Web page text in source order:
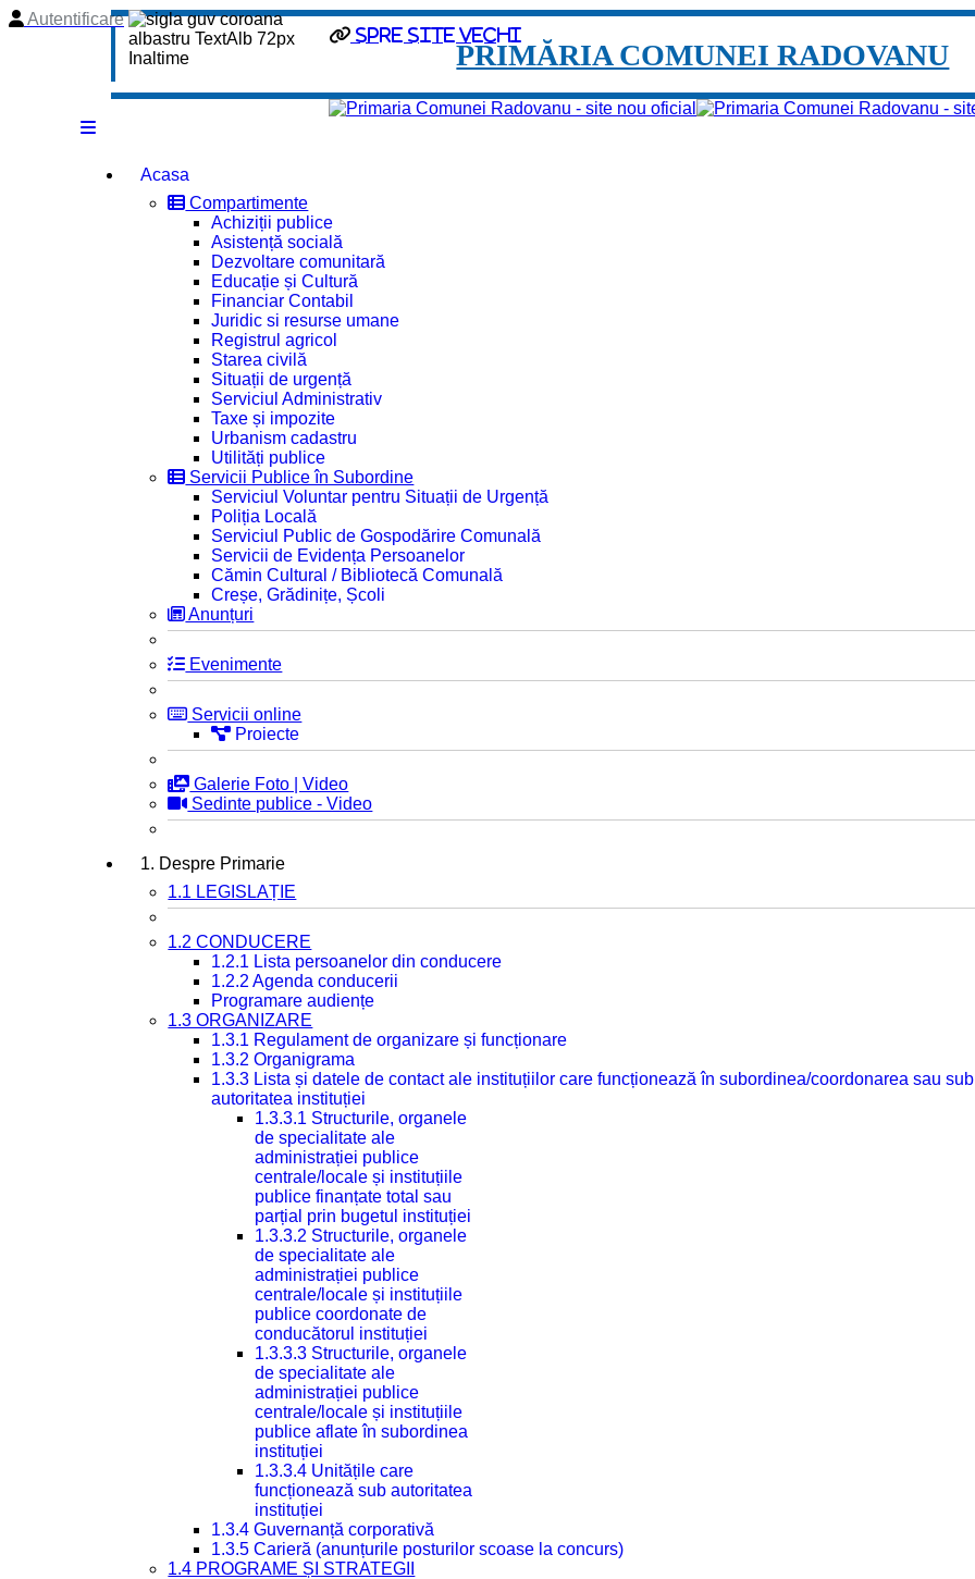
Spre site vechi
Autentificare
PRIMĂRIA COMUNEI RADOVANU
Acasa
Compartimente
Achiziții publice
Asistență socială
Dezvoltare comunitară
Educație și Cultură
Financiar Contabil
Juridic si resurse umane
Registrul agricol
Starea civilă
Situații de urgență
Serviciul Administrativ
Taxe și impozite
Urbanism cadastru
Utilități publice
Servicii Publice în Subordine
Serviciul Voluntar pentru Situații de Urgență
Poliția Locală
Serviciul Public de Gospodărire Comunală
Servicii de Evidența Persoanelor
Cămin Cultural / Bibliotecă Comunală
Creșe, Grădinițe, Școli
Anunțuri
Evenimente
Servicii online
Proiecte
Galerie Foto | Video
Sedinte publice - Video
1. Despre Primarie
1.1 LEGISLAȚIE
1.2 CONDUCERE
1.2.1 Lista persoanelor din conducere
1.2.2 Agenda conducerii
Programare audiențe
1.3 ORGANIZARE
1.3.1 Regulament de organizare și funcționare
1.3.2 Organigrama
1.3.3 Lista și datele de contact ale instituțiilor care funcționează în subordinea/coordonarea sau sub
autoritatea instituției
1.3.3.1 Structurile, organele
de specialitate ale
administrației publice
centrale/locale și instituțiile
publice finanțate total sau
parțial prin bugetul instituției
1.3.3.2 Structurile, organele
de specialitate ale
administrației publice
centrale/locale și instituțiile
publice coordonate de
conducătorul instituției
1.3.3.3 Structurile, organele
de specialitate ale
administrației publice
centrale/locale și instituțiile
publice aflate în subordinea
instituției
1.3.3.4 Unitățile care
funcționează sub autoritatea
instituției
1.3.4 Guvernanță corporativă
1.3.5 Carieră (anunțurile posturilor scoase la concurs)
1.4 PROGRAME ȘI STRATEGII